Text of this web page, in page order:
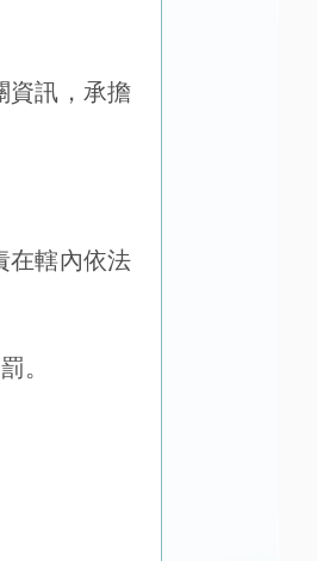
資訊，承擔
在轄內依法
。